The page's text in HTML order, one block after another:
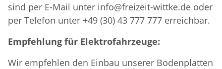
sind per E-Mail unter info@freizeit-wittke.de oder
per Telefon unter +49 (30) 43 777 777 erreichbar.
Empfehlung für Elektrofahrzeuge:
Wir empfehlen den Einbau unserer Bodenplatten